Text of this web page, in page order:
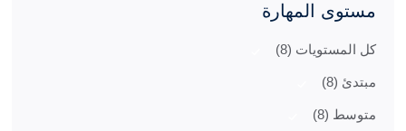
مستوى المهارة
كل المستويات (8)
مبتدئ (8)
متوسط (8)